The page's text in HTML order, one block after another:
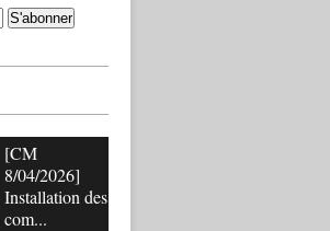
[CM
8/04/2026]
Installation des
com...